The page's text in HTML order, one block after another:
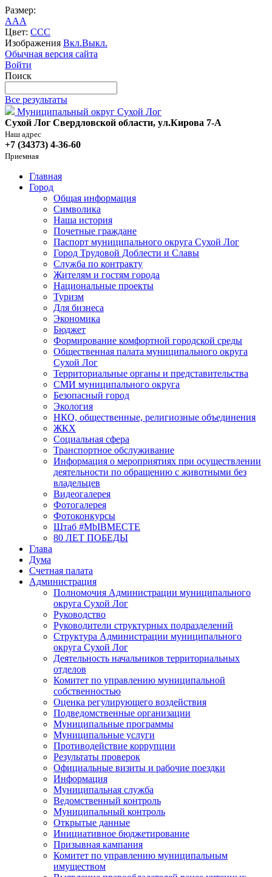
Размер:
AAA
Цвет: CCC
Изображения Вкл.Выкл.
Обычная версия сайта
Войти
Поиск
Все результаты
Муниципальный округ Сухой Лог
Сухой Лог Свердловской области, ул.Кирова 7-А
Наш адрес
+7 (34373) 4-36-60
Приемная
Главная
Город
Общая информация
Символика
Наша история
Почетные граждане
Паспорт муниципального округа Сухой Лог
Город Трудовой Доблести и Славы
Служба по контракту
Жителям и гостям города
Национальные проекты
Туризм
Для бизнеса
Экономика
Бюджет
Формирование комфортной городской среды
Общественная палата муниципального округа
Сухой Лог
Территориальные органы и представительства
СМИ муниципального округа
Безопасный город
Экология
НКО, общественные, религиозные объединения
ЖКХ
Социальная сфера
Транспортное обслуживание
Информация о мероприятиях при осуществлении
деятельности по обращению с животными без
владельцев
Видеогалерея
Фотогалерея
Фотоконкурсы
Штаб #MbIBMECTE
80 ЛЕТ ПОБЕДЫ
Глава
Дума
Счетная палата
Администрация
Полномочия Администрации муниципального
округа Сухой Лог
Руководство
Руководители структурных подразделений
Структура Администрации муниципального
округа Сухой Лог
Деятельность начальников территориальных
отделов
Комитет по управлению муниципальной
собственностью
Оценка регулирующего воздействия
Подведомственные организации
Муниципальные программы
Муниципальные услуги
Противодействие коррупции
Результаты проверок
Официальные визиты и рабочие поездки
Информация
Муниципальная служба
Ведомственный контроль
Муниципальный контроль
Открытые данные
Инициативное бюджетирование
Призывная кампания
Комитет по управлению муниципальным
имуществом